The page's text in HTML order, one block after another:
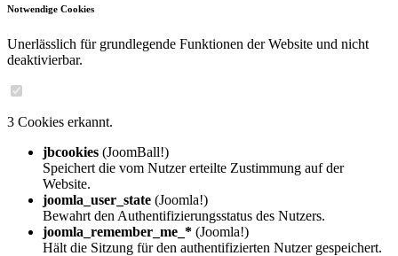
Notwendige Cookies
Unerlässlich für grundlegende Funktionen der Website und nicht
deaktivierbar.
3 Cookies erkannt.
jbcookies (JoomBall!)
Speichert die vom Nutzer erteilte Zustimmung auf der
Website.
joomla_user_state (Joomla!)
Bewahrt den Authentifizierungsstatus des Nutzers.
joomla_remember_me_* (Joomla!)
Hält die Sitzung für den authentifizierten Nutzer gespeichert.